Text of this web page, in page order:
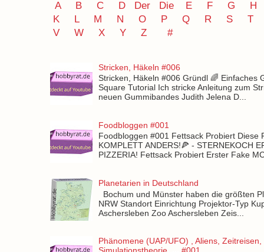
A B C D Der Die E F G
H
K
L M N O P Q R S
T
V
W X Y Z #
Stricken, Häkeln #006
Stricken, Häkeln #006 Gründl 🌈 Einfaches
Square Tutorial Ich stricke Anleitung zum
neuen Gummibandes Judith Jelena D...
Foodbloggen #001
Foodbloggen #001 Fettsack Probiert Diese
KOMPLETT ANDERS!🍕 - STERNEKOCH
PIZZERIA! Fettsack Probiert Erster Fake
Planetarien in Deutschland
Bochum und Münster haben die größten
NRW Standort Einrichtung Projektor-Typ
Aschersleben Zoo Aschersleben Zeis...
Phänomene (UAP/UFO) , Aliens, Zeitreisen,